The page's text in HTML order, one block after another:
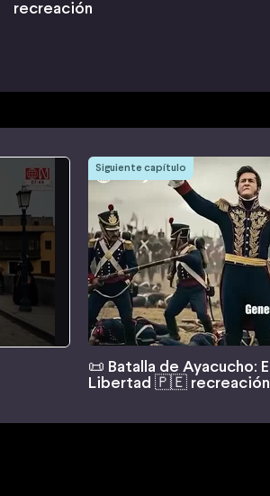
recreación
Siguiente capítulo
📜 Batalla de Ayacucho:
Libertad 🇵🇪 recreación